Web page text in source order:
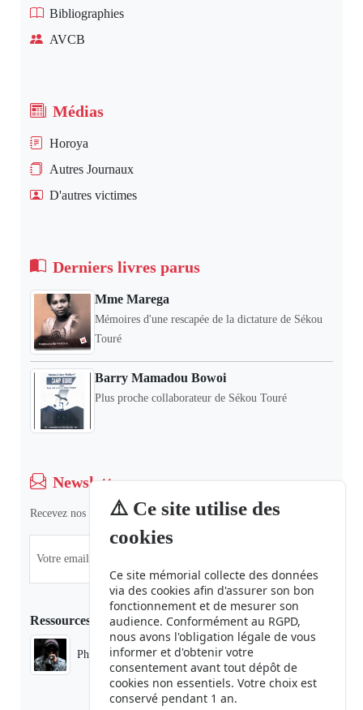
⚠️ Ce site utilise des
cookies
Ce site mémorial collecte des données
via des cookies afin d'assurer son bon
fonctionnement et de mesurer son
audience. Conformément au RGPD,
nous avons l'obligation légale de vous
informer et d'obtenir votre
consentement avant tout dépôt de
cookies non essentiels. Votre choix est
conservé pendant 1 an.
Bibliographies
AVCB
Médias
Horoya
Autres Journaux
D'autres victimes
Derniers livres parus
Mme Marega
Mémoires d'une rescapée de la dictature de Sékou
Touré
Barry Mamadou Bowoi
Plus proche collaborateur de Sékou Touré
Newsletter
Recevez nos dernières informations et actualités.
Ressources
Phaduba camp boiro